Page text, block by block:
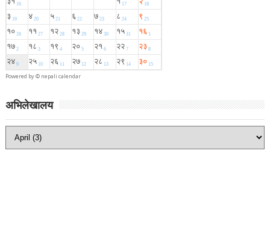
Powered by © nepali calendar
अभिलेखालय